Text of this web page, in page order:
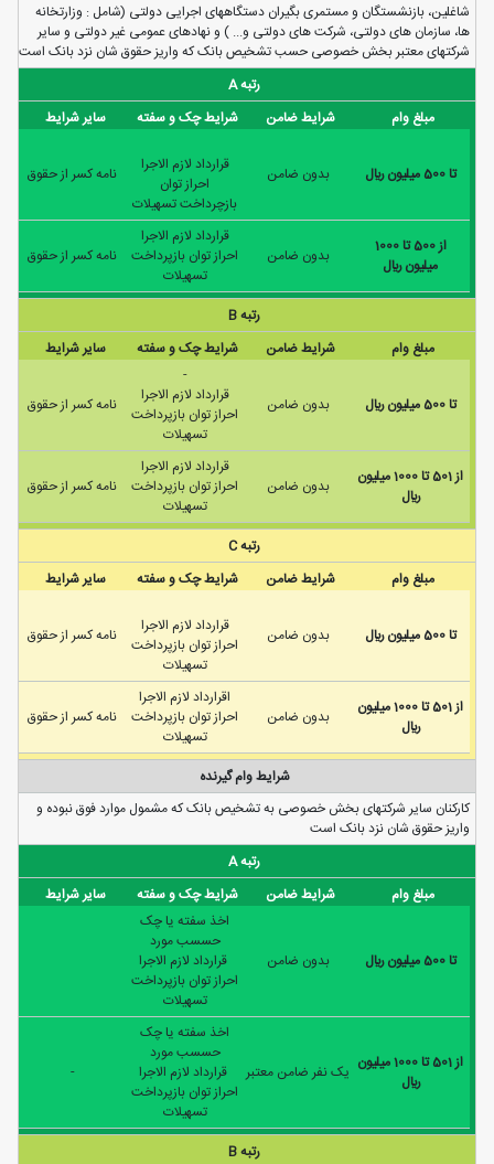
شاغلين، بازنشستگان و مستمری بگيران دستگاههای اجرايی دولتی (شامل : وزارتخانه
ها، سازمان های دولتی، شرکت های دولتی و... ) و نهادهای عمومی غير دولتی و ساير
شرکتهای معتبر بخش خصوصی حسب تشخيص بانک که واريز حقوق شان نزد بانک است
رتبه A
مبلغ وام
شرایط ضامن شرایط چک و سفته سایر شرایط
بدون ضامن
قرارداد لازم الاجرا
احراز توان
بازچرداخت تسهیلات
نامه كسر از حقوق
از 500 تا 1000
ميليون ريال
بدون ضامن
قرارداد لازم الاجرا
احراز توان بازپرداخت
تسهیلات
نامه كسر از حقوق
رتبه B
مبلغ وام
شرایط ضامن شرایط چک و سفته سایر شرایط
بدون ضامن
قرارداد لازم الاجرا
احراز توان بازپرداخت
تسهیلات
نامه كسر از حقوق
از 501 تا 1000 ميليون
ريال
بدون ضامن
قرارداد لازم الاجرا
احراز توان بازپرداخت
تسهیلات
نامه كسر از حقوق
رتبه C
مبلغ وام
شرایط ضامن شرایط چک و سفته سایر شرایط
بدون ضامن
قرارداد لازم الاجرا
احراز توان بازپرداخت
تسهیلات
نامه كسر از حقوق
از 501 تا 1000 ميليون
ريال
بدون ضامن
اقرارداد لازم الاجرا
احراز توان بازپرداخت
تسهیلات
نامه كسر از حقوق
شرایط وام گیرنده
کارکنان ساير شرکتهای بخش خصوصی به تشخيص بانک که مشمول موارد فوق نبوده و
واريز حقوق شان نزد بانک است
رتبه A
مبلغ وام
شرایط ضامن شرایط چک و سفته سایر شرایط
بدون ضامن
اخذ سفته یا چک
حسسب مورد
قرارداد لازم الاجرا
احراز توان بازپرداخت
تسهیلات
از 501 تا 1000 ميليون
ريال
يک نفر ضامن معتبر
اخذ سفته یا چک
حسسب مورد
قرارداد لازم الاجرا
احراز توان بازپرداخت
تسهیلات
رتبه B